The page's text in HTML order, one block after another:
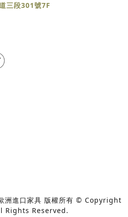
三段301號7F
洲進口家具 版權所有 © Copyright
Rights Reserved.